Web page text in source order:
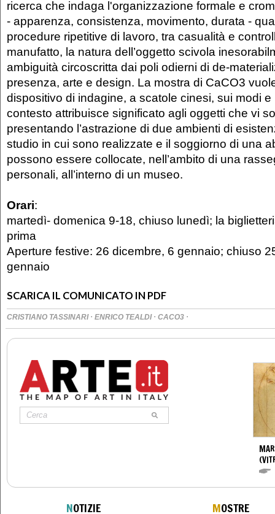
ricerca che indaga l'organizzazione formale e
- apparenza, consistenza, movimento, durata -
procedure ripetitive di lavoro, tra casualità e
manufatto, la natura dell’oggetto scivola
ambiguità circoscritta dai poli odierni di de-
presenza, arte e design. La mostra di CaCO3
dispositivo di indagine, a scatole cinesi, sui modi e
contesto attribuisce significato agli oggetti che vi
presentando l’astrazione di due ambienti di
studio in cui sono realizzate e il soggiorno di una
possono essere collocate, nell’ambito di una
personali, all’interno di un museo.
Orari:
martedì- domenica 9-18, chiuso lunedì; la
prima
Aperture festive: 26 dicembre, 6 gennaio; chiuso
gennaio
SCARICA IL COMUNICATO IN PDF
CRISTIANO TASSINARI · ENRICO TEALDI · CACO3 ·
NOTIZIE MOSTRE